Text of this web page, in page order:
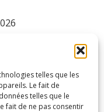
telles que les
Le fait de
telles que le
fait de ne pas consentir